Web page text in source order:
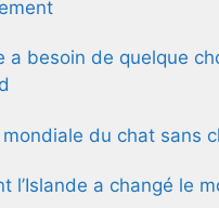
a besoin de quelque
du chat sans
l’Islande a changé le